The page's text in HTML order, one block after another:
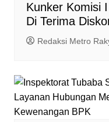
Kunker Komisi
Di Terima
Redaksi Metro